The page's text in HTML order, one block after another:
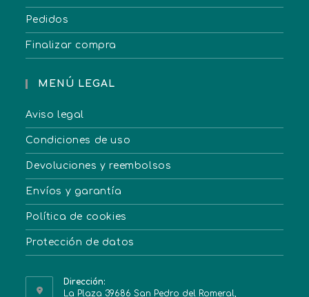
Pedidos
Finalizar compra
MENÚ LEGAL
Aviso legal
Condiciones de uso
Devoluciones y reembolsos
Envíos y garantía
Política de cookies
Protección de datos
Dirección:
La Plaza 39686 San Pedro del Romeral,